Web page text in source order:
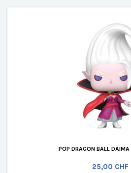
POP DRAGON BALL DAIMA
Prix
25,00 CHF